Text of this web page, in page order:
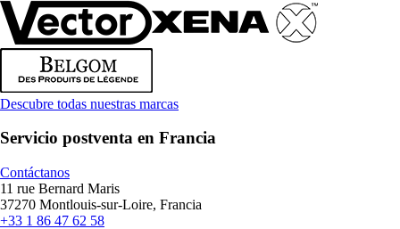
Descubre todas nuestras marcas
Servicio postventa en Francia
Contáctanos
11 rue Bernard Maris
37270 Montlouis-sur-Loire, Francia
+33 1 86 47 62 58